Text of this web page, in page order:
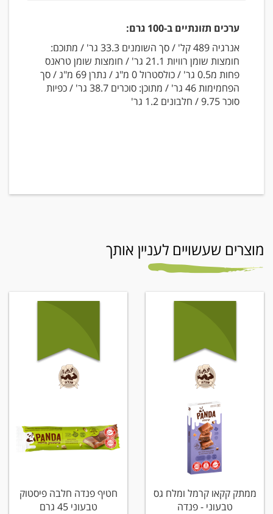
ערכים תזונתיים ב-100 גרם:
אנרגיה 489 קל' / סך השומנים 33.3 גר' / מתוכם:
חומצות שומן רוויות 21.1 גר' / חומצות שומן טראנס
פחות מ0.5 גר' / כולסטרול 0 מ"ג / נתרן 69 מ"ג / סך
הפחמימות 46 גר' / מתוכן: סוכרים 38.7 גר' / כפיות
סוכר 9.75 / חלבונים 1.2 גר'
מוצרים שעשויים לעניין אותך
ממתק קקאו קרמל ומלח גס
טבעוני - פנדה
חטיף פנדה חלבה פיסטוק
טבעוני 45 גרם